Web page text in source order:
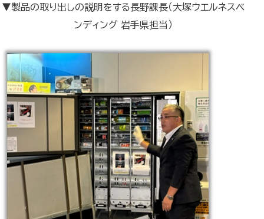
▼製品の取り出しの説明をする長野課長（大塚ウエルネスベ
ンディング 岩手県担当）